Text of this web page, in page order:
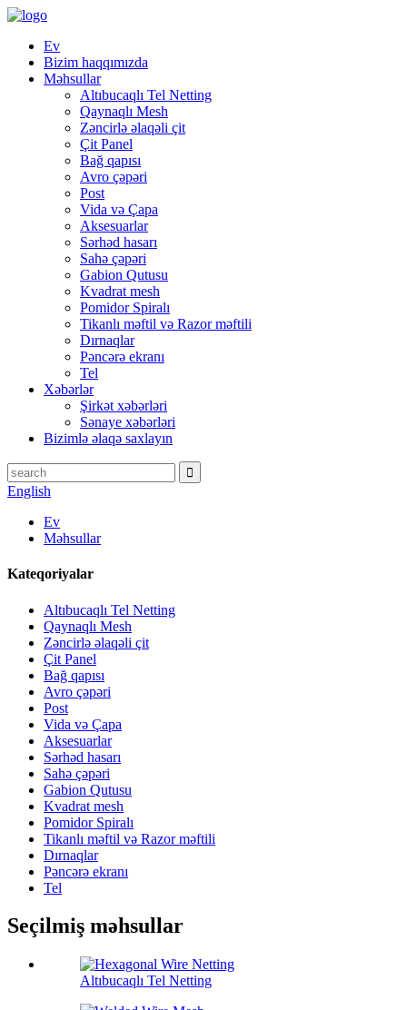
Ev
Bizim haqqımızda
Məhsullar
Altıbucaqlı Tel Netting
Qaynaqlı Mesh
Zəncirlə əlaqəli çit
Çit Panel
Bağ qapısı
Avro çəpəri
Post
Vida və Çapa
Aksesuarlar
Sərhəd hasarı
Sahə çəpəri
Gabion Qutusu
Kvadrat mesh
Pomidor Spiralı
Tikanlı məftil və Razor məftili
Dırnaqlar
Pəncərə ekranı
Tel
Xəbərlər
Şirkət xəbərləri
Sənaye xəbərləri
Bizimlə əlaqə saxlayın
English
Ev
Məhsullar
Kateqoriyalar
Altıbucaqlı Tel Netting
Qaynaqlı Mesh
Zəncirlə əlaqəli çit
Çit Panel
Bağ qapısı
Avro çəpəri
Post
Vida və Çapa
Aksesuarlar
Sərhəd hasarı
Sahə çəpəri
Gabion Qutusu
Kvadrat mesh
Pomidor Spiralı
Tikanlı məftil və Razor məftili
Dırnaqlar
Pəncərə ekranı
Tel
Seçilmiş məhsullar
Altıbucaqlı Tel Netting